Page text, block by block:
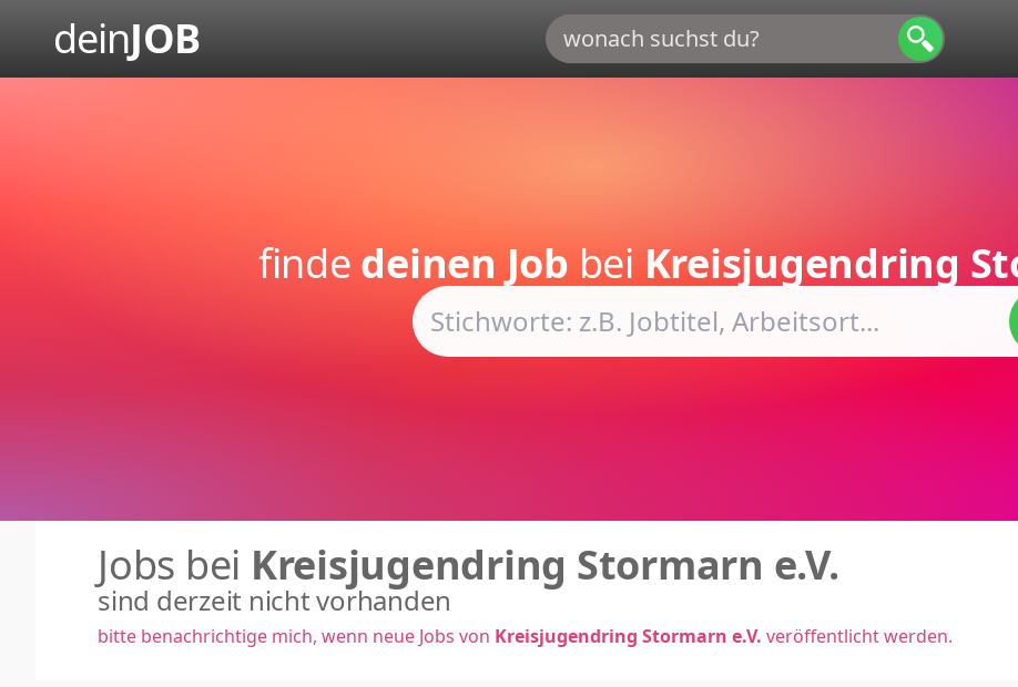
deinJOB
finde deinen Job bei Kreisjugendring
Jobs bei Kreisjugendring Stormarn e.V.
sind derzeit nicht vorhanden
bitte benachrichtige mich, wenn neue Jobs von Kreisjugendring Stormarn e.V. veröffentlicht werden.